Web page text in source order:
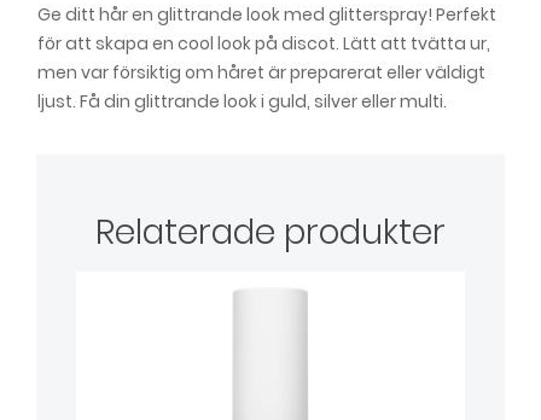
Ge ditt hår en glittrande look med glitterspray! Perfekt
för att skapa en cool look på discot. Lätt att tvätta ur,
men var försiktig om håret är preparerat eller väldigt
ljust. Få din glittrande look i guld, silver eller multi.
Relaterade produkter